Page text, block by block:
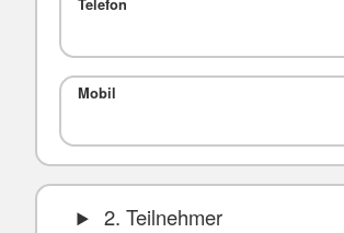
Telefon
Mobil
2. Teilnehmer